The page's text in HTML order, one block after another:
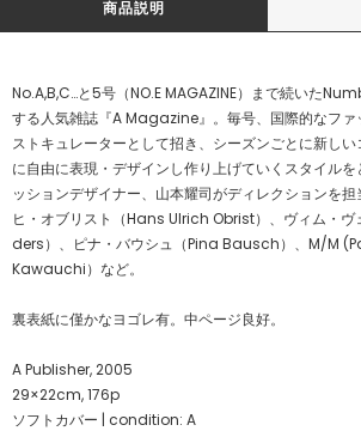
商品説明
No.A,B,C…と5号（NO.E MAGAZINE）まで続いた
する人気雑誌『A Magazine』。毎号、国際的なファ
ストキュレーターとして招き、シーズンごとに新しい
に自由に表現・デザインし作り上げていくスタイル
ッションデザイナー、山本耀司がディレクションを
ヒ・オブリスト（Hans Ulrich Obrist）、ヴィム・
ders）、ピナ・バウシュ（Pina Bausch）、M/M
Kawauchi）など。
裏表紙に僅かなヨゴレ有。中ページ良好。
A Publisher, 2005
29×22cm, 176p
ソフトカバー | condition: A